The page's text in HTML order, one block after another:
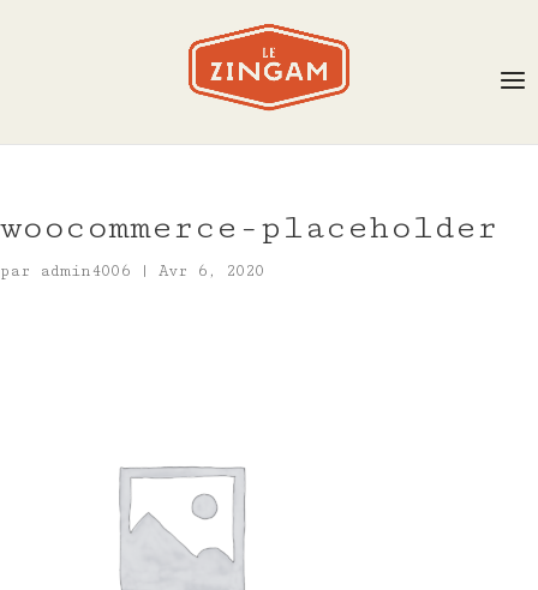
woocommerce-placeholder
par admin4006 | Avr 6, 2020